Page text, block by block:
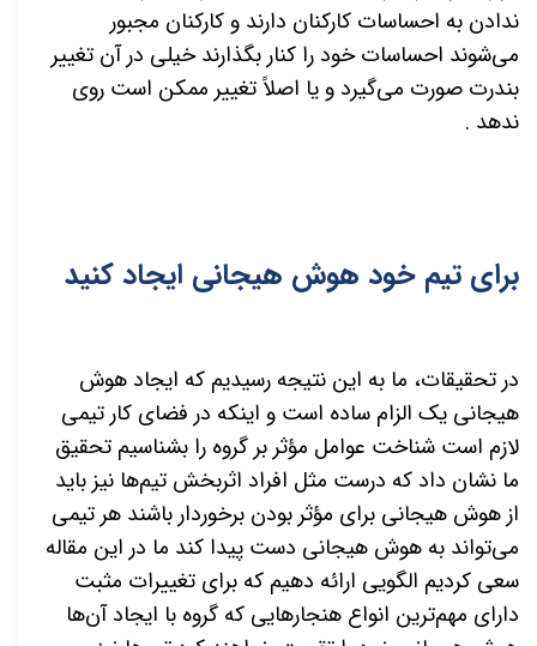
ندادن به احساسات کارکنان دارند و کارکنان مجبور
می‌شوند احساسات خود را کنار بگذارند خیلی در آن تغییر
بندرت صورت می‌گیرد و یا اصلاً تغییر ممکن است روی
ندهد .
برای تیم خود هوش هیجانی ایجاد کنید
در تحقیقات، ما به این نتیجه رسیدیم که ایجاد هوش
هیجانی یک الزام ساده است و اینکه در فضای کار تیمی
لازم است شناخت عوامل مؤثر بر گروه را بشناسیم تحقیق
ما نشان داد که درست مثل افراد اثربخش تیم‌ها نیز باید
از هوش هیجانی برای مؤثر بودن برخوردار باشند هر تیمی
می‌تواند به هوش هیجانی دست پیدا کند ما در این مقاله
سعی کردیم الگویی ارائه دهیم که برای تغییرات مثبت
دارای مهم‌ترین انواع هنجارهایی که گروه با ایجاد آن‌ها